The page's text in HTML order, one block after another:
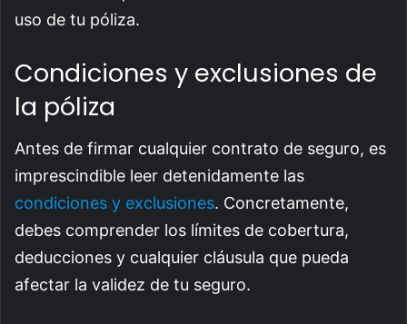
uso de tu póliza.
Condiciones y exclusiones de
la póliza
Antes de firmar cualquier contrato de seguro, es
imprescindible leer detenidamente las
condiciones y exclusiones. Concretamente,
debes comprender los límites de cobertura,
deducciones y cualquier cláusula que pueda
afectar la validez de tu seguro.